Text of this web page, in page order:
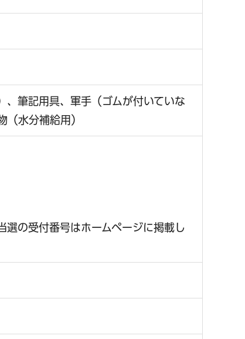
筆記用具、軍手（ゴムが付いていな
（水分補給用）
の受付番号はホームページに掲載し